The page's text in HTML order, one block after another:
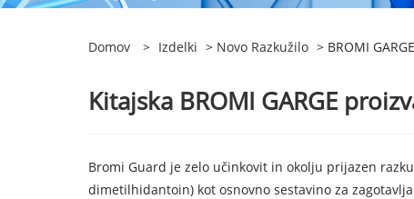
Domov > Izdelki > Novo Razkužilo > BROMI GARGE
Kitajska BROMI GARGE
Bromi Guard je zelo učinkovit in okolju prijazen
dimetilhidantoin) kot osnovno sestavino za